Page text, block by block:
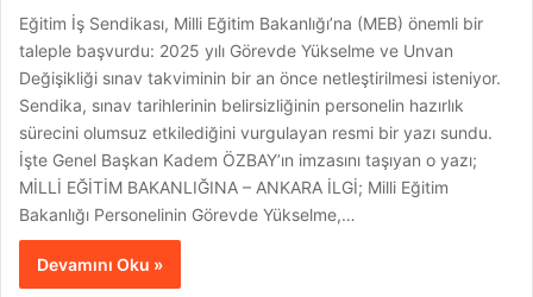
Eğitim İş Sendikası, Milli Eğitim Bakanlığı’na (MEB) önemli bir
taleple başvurdu: 2025 yılı Görevde Yükselme ve Unvan
Değişikliği sınav takviminin bir an önce netleştirilmesi isteniyor.
Sendika, sınav tarihlerinin belirsizliğinin personelin hazırlık
sürecini olumsuz etkilediğini vurgulayan resmi bir yazı sundu.
İşte Genel Başkan Kadem ÖZBAY’ın imzasını taşıyan o yazı;
MİLLİ EĞİTİM BAKANLIĞINA – ANKARA İLGİ; Milli Eğitim
Bakanlığı Personelinin Görevde Yükselme,…
Devamını Oku »